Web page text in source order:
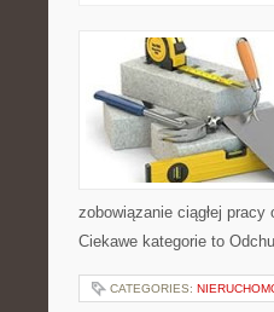
zobowiązanie ciągłej
Ciekawe kategorie to
CATEGORIES: